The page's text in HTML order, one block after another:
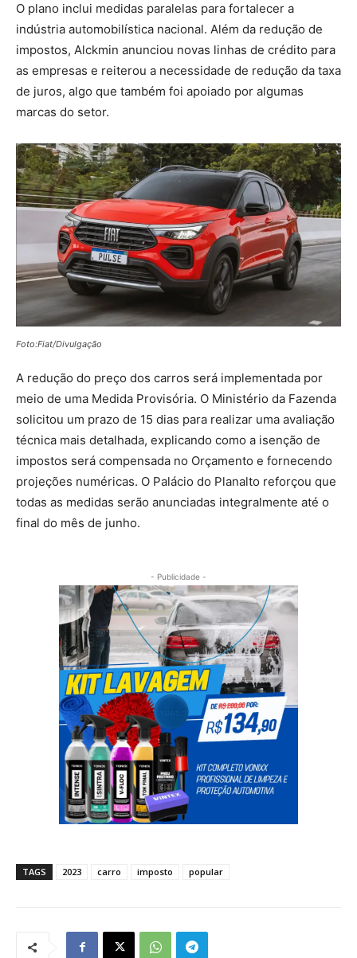
O plano inclui medidas paralelas para fortalecer a
indústria automobilística nacional. Além da redução de
impostos, Alckmin anunciou novas linhas de crédito para
as empresas e reiterou a necessidade de redução da taxa
de juros, algo que também foi apoiado por algumas
marcas do setor.
Foto:Fiat/Divulgação
A redução do preço dos carros será implementada por
meio de uma Medida Provisória. O Ministério da Fazenda
solicitou um prazo de 15 dias para realizar uma avaliação
técnica mais detalhada, explicando como a isenção de
impostos será compensada no Orçamento e fornecendo
projeções numéricas. O Palácio do Planalto reforçou que
todas as medidas serão anunciadas integralmente até o
final do mês de junho.
- Publicidade -
TAGS 2023 carro imposto popular